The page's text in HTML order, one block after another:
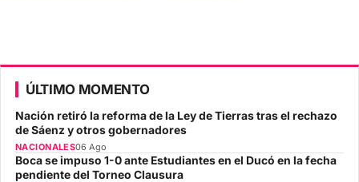
ÚLTIMO MOMENTO
Nación retiró la reforma de la Ley de Tierras tras el rechazo
de Sáenz y otros gobernadores
NACIONALES06 Ago
Boca se impuso 1-0 ante Estudiantes en el Ducó en la fecha
pendiente del Torneo Clausura